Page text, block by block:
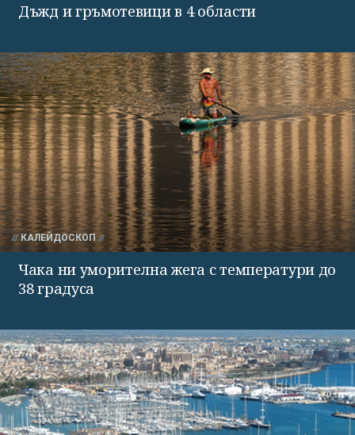
Дъжд и гръмотевици в 4 области
КАЛЕЙДОСКОП
Чака ни уморителна жега с температури до
38 градуса